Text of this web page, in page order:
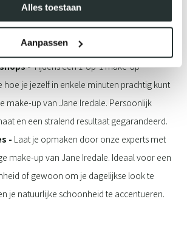
Alles toestaan
Aanpassen
het eerste gebruik. Perfect voor wie op zoek
die echt verschil maakt en een fijne try-
behandeling.
-Tijdens een 1-op-1 make-up
hoe je jezelf in enkele minuten prachtig kunt
make-up van Jane Iredale. Persoonlijk
en een stralend resultaat gegarandeerd.
- Laat je opmaken door onze experts met
make-up van Jane Iredale. Ideaal voor een
of gewoon om je dagelijkse look te
je natuurlijke schoonheid te accentueren.